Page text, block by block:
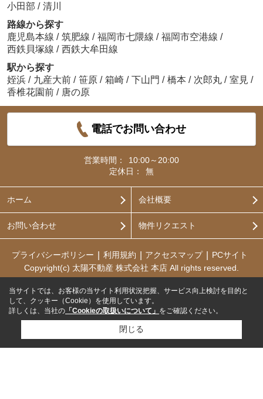
小田部 / 清川
路線から探す
鹿児島本線 / 筑肥線 / 福岡市七隈線 / 福岡市空港線 /
西鉄貝塚線 / 西鉄大牟田線
駅から探す
姪浜 / 九産大前 / 笹原 / 箱崎 / 下山門 / 橋本 / 次郎丸 / 室見 /
香椎花園前 / 唐の原
電話でお問い合わせ
営業時間：
10:00～20:00
定休日：
無
ホーム 会社概要
お問い合わせ 物件リクエスト
プライバシーポリシー 利用規約 アクセスマップ
PCサイト
Copyright(c) 太陽不動産 株式会社 本店 All rights reserved.
当サイトでは、お客様の当サイト利用状況把握、サービス向上検討を目的と
して、クッキー（Cookie）を使用しています。
詳しくは、当社の 「Cookieの取扱いについて」 をご確認ください。
閉じる